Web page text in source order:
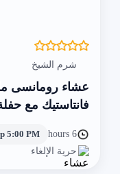
شرم الشيخ
عشاء رومانسى
فانتاستيك مع
6 hours
5:00 PM
حرية الإلغاء